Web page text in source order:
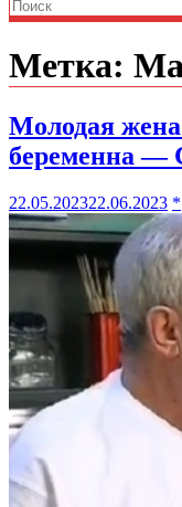
Метка:
Молодая
беременна
22.05.202322.06.2023 *